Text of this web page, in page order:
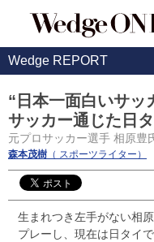
Wedge REPORT
“日本一面白いサッ
サッカー通じた日
元プロサッカー選手 相原豊
森本茂樹 （ スポーツライター）
生まれつき左手がない相
プレーし、現在は日タイ